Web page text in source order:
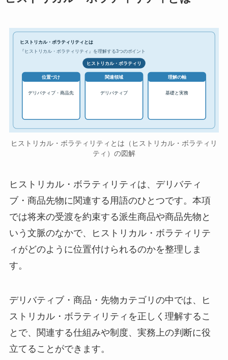
ヒストリカル・ボラティリティとは
『ヒストリカル・ボラティリティ』を理解する3つのポイント
ヒストリカル・ボラティリ
位置づけ
デリバティブ・商品先
関連領域
デリバティブ
理解の軸
基礎と実務
ヒストリカル・ボラティリティとは（ヒストリカル・ボラティリ
ティ）の図解
ヒストリカル・ボラティリティは、デリバティ
ブ・商品先物に関連する用語のひとつです。本項
では将来の受渡を約束する派生商品や商品先物と
いう文脈のなかで、ヒストリカル・ボラティリテ
ィがどのように位置付けられるのかを整理しま
す。
デリバティブ・商品・先物カテゴリの中では、ヒ
ストリカル・ボラティリティを正しく理解するこ
とで、関連する仕組みや制度、実務上の判断に役
立てることができます。